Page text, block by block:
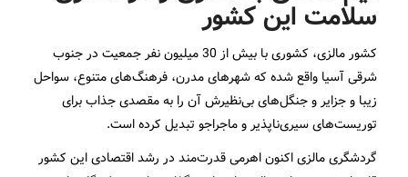
سلامت این کشور
کشور مالزی، کشوری با بیش از 30 میلیون نفر جمعیت در جنوب
شرقی آسیا واقع شده که شهرهای مدرن، فرهنگ‌های متنوع، سواحل
زیبا و جزایر و جنگل‌های بی‌نظیرش آن را به مقصدی جذاب برای
توریست‌های سیری‌ناپذیر و ماجراجو تبدیل کرده است.
گردشگری مالزی اکنون اهرمی قدرت‌مند در رشد اقتصادی این کشور